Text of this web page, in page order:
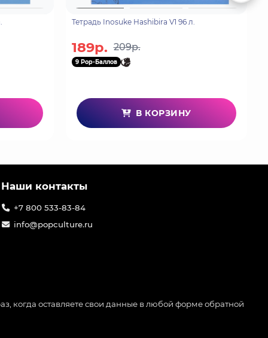
Тетрадь Inosuke Hashibira V1 96 л.
189р. 209р.
9 Pop-Баллов
В КОРЗИНУ
Наши контакты
+7 800 533-83-84
info@popculture.ru
когда оставляете свои данные в любой форме обратной